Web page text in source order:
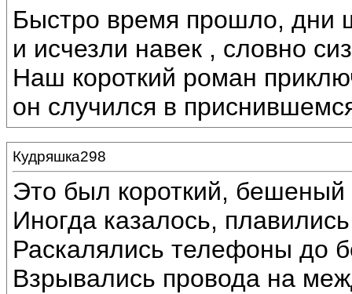
Быстро время прошло, дни
и исчезли навек , словно
Наш короткий роман
он случился в
Кудряшка298
Это был короткий,
Иногда казалось,
Раскалялись телефоны до
Взрывались провода на